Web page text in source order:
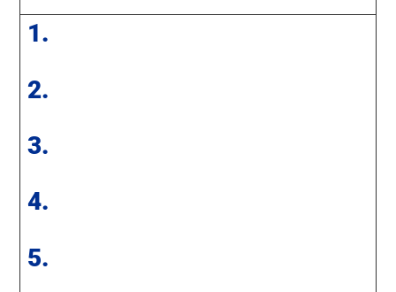
1.
2.
3.
4.
5.